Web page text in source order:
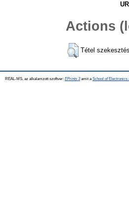
Actions
Tétel
REAL-MS, az alkalamzott szoftver: EPrints 3amit a School of Electronics